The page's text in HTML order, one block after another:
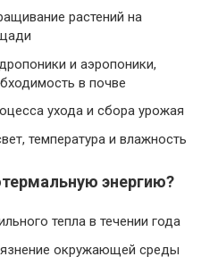
растений на
и аэропоники,
в почве
ухода и сбора урожая
температура и влажность
энергию?
тепла в течении года
окружающей среды